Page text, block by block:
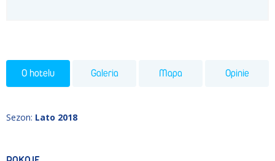
O hotelu Galeria Mapa Opinie
Sezon: Lato 2018